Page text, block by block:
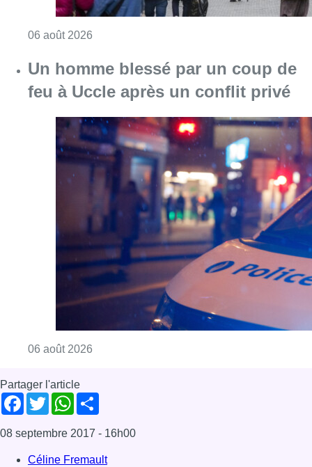
06 août 2026
Un homme blessé par un coup de
feu à Uccle après un conflit privé
06 août 2026
Partager l'article
Facebook
TwitterWhatsApp
08 septembre 2017 - 16h00
Céline Fremault